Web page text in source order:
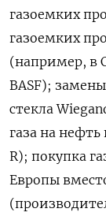
газоемких
газоемких
(например, в
BASF);
стекла
газа на
R); покупка
Европы